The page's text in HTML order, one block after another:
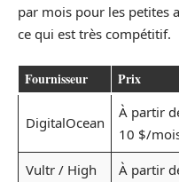
par mois pour les petites
ce qui est très compétitif.
Fournisseur Prix
DigitalOcean
À partir
10 $/
Vultr / High
À partir